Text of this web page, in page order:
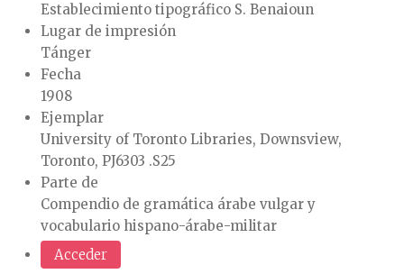
Establecimiento tipográfico S. Benaioun
Lugar de impresión
Tánger
Fecha
1908
Ejemplar
University of Toronto Libraries, Downsview,
Toronto, PJ6303 .S25
Parte de
Compendio de gramática árabe vulgar y
vocabulario hispano-árabe-militar
Acceder